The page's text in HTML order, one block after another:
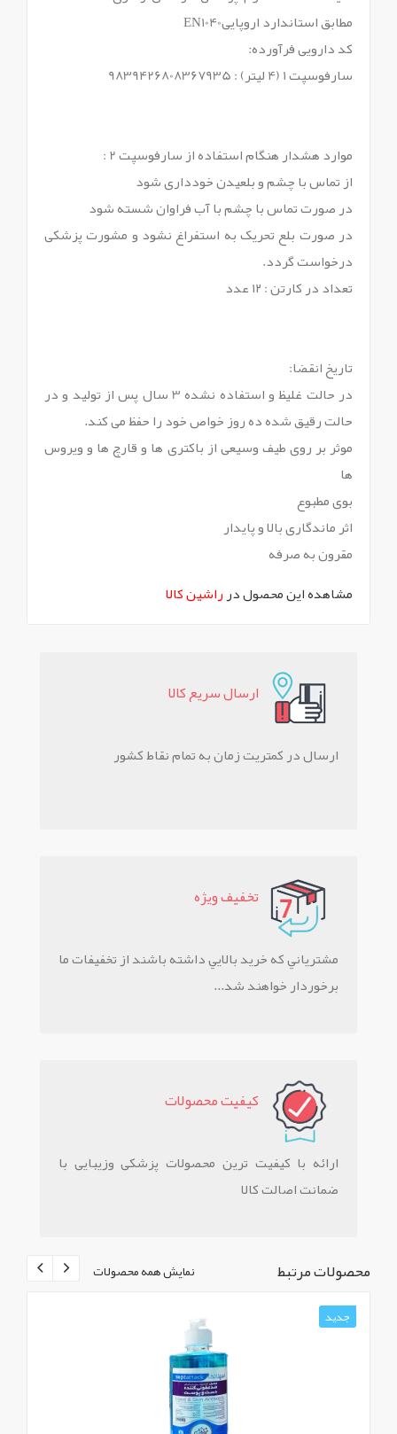
مطابق استاندارد اروپاییEN1040
کد دارویی فرآورده:
سارفوسپت 1 (4 لیتر) : 9839426808367935
موارد هشدار هنگام استفاده از سارفوسپت 2 :
از تماس با چشم و بلعیدن خودداری شود
در صورت تماس با چشم با آب فراوان شسته شود
در صورت بلع تحریک به استفراغ نشود و مشورت پزشکی
درخواست گردد.
تعداد در کارتن : ۱۲ عدد
تاریخ انقضا:
در حالت غلیظ و استفاده نشده 3 سال پس از تولید و در
حالت رقیق شده ده روز خواص خود را حفظ می کند.
موثر بر روی طیف وسیعی از باکتری ها و قارچ ها و ویروس
ها
بوی مطبوع
اثر ماندگاری بالا و پایدار
مقرون به صرفه
مشاهده این محصول درراشین کالا
ارسال سريع کالا
ارسال در کمتریت زمان به تمام نقاط کشور
تخفيف ويژه
مشترياني که خريد بالايي داشته باشند از تخفيفات ما
برخوردار خواهند شد...
کيفيت محصولات
ارائه با کیفیت ترین محصولات پزشکی وزیبایی با
ضمانت اصالت کالا
نمایش همه محصولات محصولات مرتبط
جدید